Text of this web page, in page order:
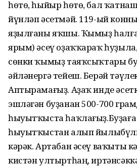
һөтө, һыйыр һөтө, бал
йүнләп әсетмәй. 119-ый
яҙылғаны яҡшы. Ҡымыҙ
ярым) әсеү оҙаҡҡараҡ
сөнки ҡымыҙ таяҡсыҡтары
әйләнергә тейеш. Берәй
Аптырамағыҙ. Аҙаҡ инде
эшләгән буҙанан 500-700
һыуытҡыста
һыуытҡыстан алып
кәрәк. Артабан әсеү ваҡыты
кистән ултыртһаң,